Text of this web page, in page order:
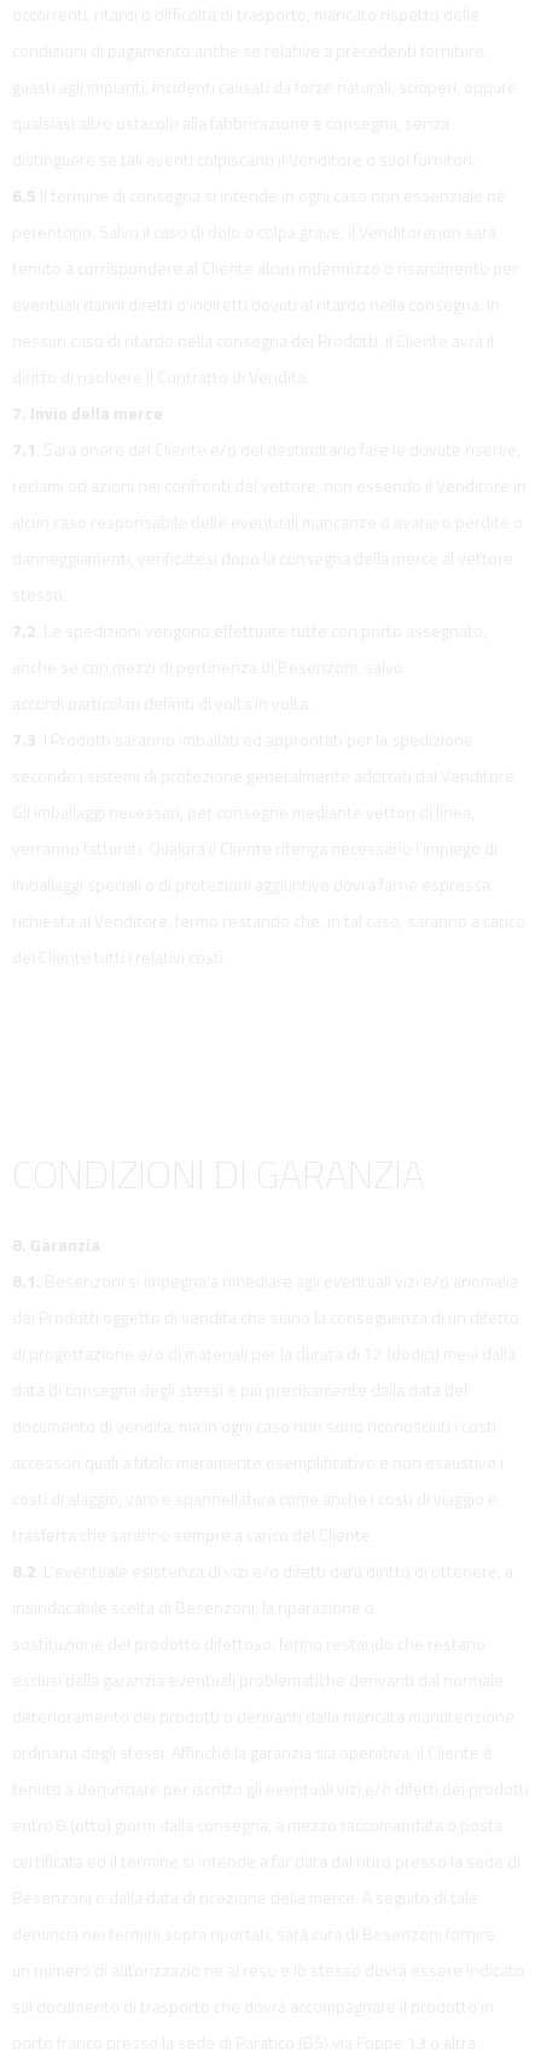
occorrenti, ritardi o difficoltà di trasporto, mancato rispetto delle
condizioni di pagamento anche se relative a precedenti forniture,
guasti agli impianti, incidenti causati da forze naturali, scioperi, oppure
qualsiasi altro ostacolo alla fabbricazione e consegna, senza
distinguere se tali eventi colpiscano il Venditore o suoi fornitori.
6.5 Il termine di consegna si intende in ogni caso non essenziale né
perentorio. Salvo il caso di dolo o colpa grave, il Venditorenon sarà
tenuto a corrispondere al Cliente alcun indennizzo o risarcimento per
eventuali danni diretti o indiretti dovuti al ritardo nella consegna. In
nessun caso di ritardo nella consegna dei Prodotti, il Cliente avrà il
diritto di risolvere il Contratto di Vendita.
7. Invio della merce
7.1
. Sarà onere del Cliente e/o del destinatario fare le dovute riserve,
reclami od azioni nei confronti del vettore, non essendo il Venditore in
alcun caso responsabile delle eventuali mancanze o avarie o perdite o
danneggiamenti, verificatesi dopo la consegna della merce al vettore
stesso.
7.2 . Le spedizioni vengono effettuate tutte con porto assegnato,
anche se con mezzi di pertinenza di Besenzoni, salvo
accordi particolari definiti di volta in volta.
7.3 . I Prodotti saranno imballati ed approntati per la spedizione
secondo i sistemi di protezione generalmente adottati dal Venditore.
Gli imballaggi necessari, per consegne mediante vettori di linea,
verranno fatturati. Qualora il Cliente ritenga necessario l’impiego di
imballaggi speciali o di protezioni aggiuntive dovrà farne espressa
richiesta al Venditore, fermo restando che, in tal caso, saranno a carico
del Cliente tutti i relativi costi.
CONDIZIONI DI GARANZIA
8. Garanzia
8.1. Besenzoni si impegna a rimediare agli eventuali vizi e/o anomalie
dei Prodotti oggetto di vendita che siano la conseguenza di un difetto
di progettazione e/o di materiali per la durata di 12 (dodici) mesi dalla
data di consegna degli stessi e più precisamente dalla data del
documento di vendita, ma in ogni caso non sono riconosciuti i costi
accessori quali a titolo meramente esemplificativo e non esaustivo i
costi di alaggio, varo e spannellatura come anche i costi di viaggio e
trasferta che saranno sempre a carico del Cliente.
8.2 . L’eventuale esistenza di vizi e/o difetti darà diritto di ottenere, a
insindacabile scelta di Besenzoni, la riparazione o
sostituzione del prodotto difettoso, fermo restando che restano
esclusi dalla garanzia eventuali problematiche derivanti dal normale
deterioramento dei prodotti o derivanti dalla mancata manutenzione
ordinaria degli stessi. Affinché la garanzia sia operativa, il Cliente è
tenuto a denunciare per iscritto gli eventuali vizi e/o difetti dei prodotti
entro 8 (otto) giorni dalla consegna, a mezzo raccomandata o posta
certificata ed il termine si intende a far data dal ritiro presso la sede di
Besenzoni o dalla data di ricezione della merce. A seguito di tale
denuncia nei termini sopra riportati, sarà cura di Besenzoni fornire
un numero di autorizzazio ne al reso e lo stesso dovrà essere indicato
sul documento di trasporto che dovrà accompagnare il prodotto in
porto franco presso la sede di Paratico (BS) via Foppe 13 o altra